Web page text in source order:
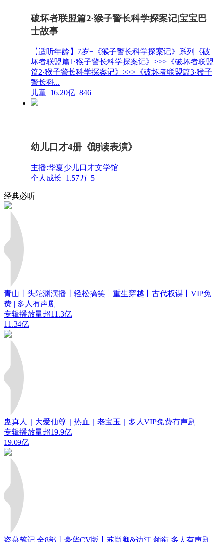
破坏者联盟篇2·猴子警长科学探案记|宝宝巴
士故事
【适听年龄】7岁+《猴子警长科学探案记》系列《破
坏者联盟篇1·猴子警长科学探案记》>>>《破坏者联盟
篇2·猴子警长科学探案记》>>>《破坏者联盟篇3·猴子
警长科...
儿童 16.20亿 846
幼儿口才4册《朗读表演》
主播:华夏少儿口才文学馆
个人成长 1.57万 5
经典必听
青山丨头陀渊演播丨轻松搞笑丨重生穿越丨古代权谋丨VIP免
费 | 多人有声剧
专辑播放量超11.3亿
11.34亿
蛊真人｜大爱仙尊｜热血｜老宝玉｜多人VIP免费有声剧
专辑播放量超19.9亿
19.09亿
盗墓笔记 全8部丨豪华CV版丨苏尚卿&边江 领衔 多人有声剧